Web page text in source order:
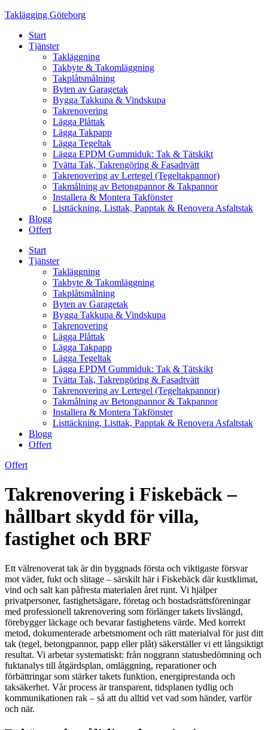
Skip
content
Taklägging Göteborg
Start
Tjänster
Takläggning
Takbyte & Takomläggning
Takplåtsmålning
Byten av Garagetak
Bygga Takkupa & Vindskupa
Takrenovering
Lägga Plåttak
Lägga Takpapp
Lägga Tegeltak
Lägga EPDM Gummiduk: Tak & Tätskikt
Tvätta Tak, Takrengöring & Fasadtvätt
Takrenovering av Lertegel (Tegeltakpannor)
Takmålning av Betongpannor & Takpannor
Installera & Montera Takfönster
Listtäckning, Listtak, Papptak & Renovera Asfaltstak
Blogg
Offert
Start
Tjänster
Takläggning
Takbyte & Takomläggning
Takplåtsmålning
Byten av Garagetak
Bygga Takkupa & Vindskupa
Takrenovering
Lägga Plåttak
Lägga Takpapp
Lägga Tegeltak
Lägga EPDM Gummiduk: Tak & Tätskikt
Tvätta Tak, Takrengöring & Fasadtvätt
Takrenovering av Lertegel (Tegeltakpannor)
Takmålning av Betongpannor & Takpannor
Installera & Montera Takfönster
Listtäckning, Listtak, Papptak & Renovera Asfaltstak
Blogg
Offert
Offert
Takrenovering i Fiskebäck –
hållbart skydd för villa,
fastighet och BRF
Ett välrenoverat tak är din byggnads första och viktigaste försvar
mot väder, fukt och slitage – särskilt här i Fiskebäck där kustklimat,
vind och salt kan påfresta materialen året runt. Vi hjälper
privatpersoner, fastighetsägare, företag och bostadsrättsföreningar
med professionell takrenovering som förlänger takets livslängd,
förebygger läckage och bevarar fastighetens värde. Med korrekt
metod, dokumenterade arbetsmoment och rätt materialval för just ditt
tak (tegel, betongpannor, papp eller plåt) säkerställer vi ett långsiktigt
resultat. Vi arbetar systematiskt: från noggrann statusbedömning och
fuktanalys till åtgärdsplan, omläggning, reparationer och
förbättringar som stärker takets funktion, energi­prestanda och
taksäkerhet. Vår process är transparent, tidsplanen tydlig och
kommunikationen rak – så att du alltid vet vad som händer, varför
och när.